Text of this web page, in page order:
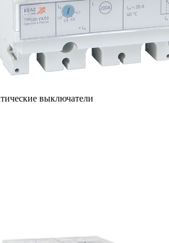
выключатели